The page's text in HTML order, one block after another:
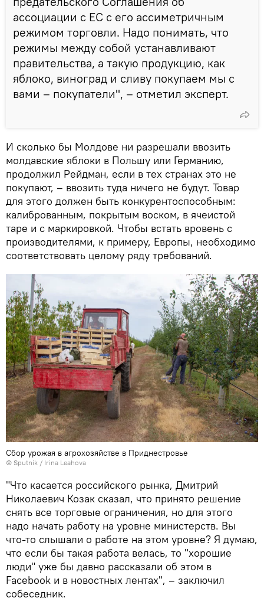
ассоциации с ЕС с его ассиметричным
режимом торговли. Надо понимать, что
режимы между собой устанавливают
правительства, а такую продукцию, как
яблоко, виноград и сливу покупаем мы с
вами – покупатели", – отметил эксперт.
И сколько бы Молдове ни разрешали ввозить
молдавские яблоки в Польшу или Германию,
продолжил Рейдман, если в тех странах это не
покупают, – ввозить туда ничего не будут. Товар
для этого должен быть конкурентоспособным:
калиброванным, покрытым воском, в ячеистой
таре и с маркировкой. Чтобы встать вровень с
производителями, к примеру, Европы, необходимо
соответствовать целому ряду требований.
Сбор урожая в агрохозяйстве в Приднестровье
© Sputnik / Irina Leahova
"Что касается российского рынка, Дмитрий
Николаевич Козак сказал, что принято решение
снять все торговые ограничения, но для этого
надо начать работу на уровне министерств. Вы
что-то слышали о работе на этом уровне? Я думаю,
что если бы такая работа велась, то "хорошие
люди" уже бы давно рассказали об этом в
Facebook и в новостных лентах", – заключил
собеседник.